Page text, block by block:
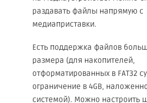
раздавать файлы напрямую с
медиаприставки.
Есть поддержка файлов
размера (для накопителей,
отформатированных в FAT32
ограничение в 4GB,
системой). Можно настроить